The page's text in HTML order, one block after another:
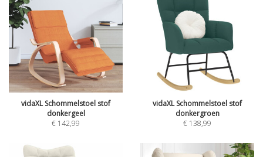
vidaXL Schommelstoel stof
donkergeel
€ 142,99
vidaXL Schommelstoel stof
donkergroen
€ 138,99